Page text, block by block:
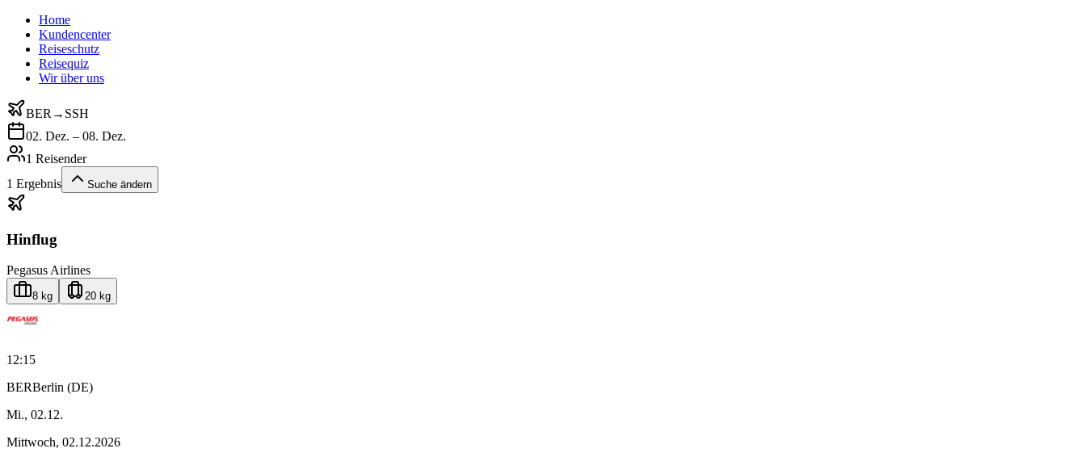
Home
Kundencenter
Reiseschutz
Reisequiz
Wir über uns
BER → SSH
02. Dez. – 08. Dez.
1 Reisender
1 Ergebnis Suche ändern
Hinflug
Pegasus Airlines
8 kg 20 kg
12:15
BERBerlin (DE)
Mi., 02.12.
Mittwoch, 02.12.2026